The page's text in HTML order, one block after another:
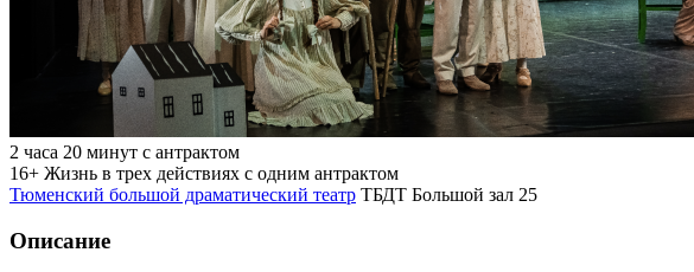
2 часа 20 минут с антрактом
16+ Жизнь в трех действиях с одним антрактом
Тюменский большой драматический театр ТБДТ Большой зал 25
Описание